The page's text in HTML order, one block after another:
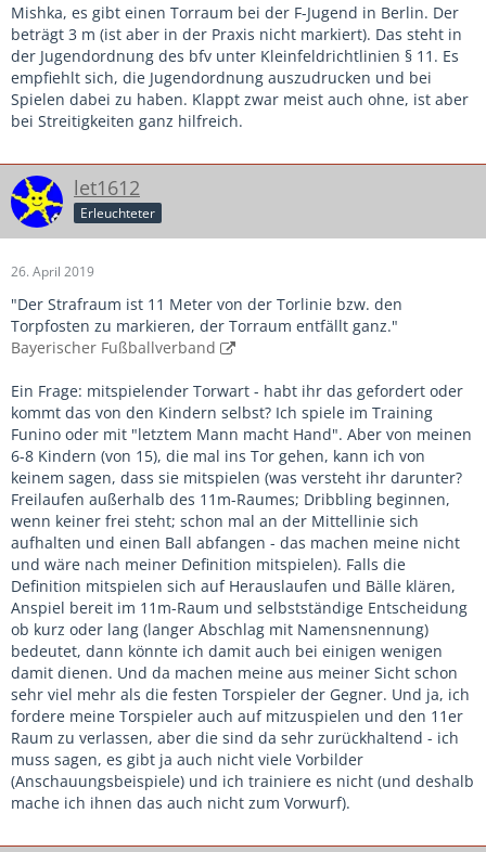
Mishka, es gibt einen Torraum bei der F-Jugend in Berlin. Der
beträgt 3 m (ist aber in der Praxis nicht markiert). Das steht in
der Jugendordnung des bfv unter Kleinfeldrichtlinien § 11. Es
empfiehlt sich, die Jugendordnung auszudrucken und bei
Spielen dabei zu haben. Klappt zwar meist auch ohne, ist aber
bei Streitigkeiten ganz hilfreich.
let1612
Erleuchteter
26. April 2019
"Der Strafraum ist 11 Meter von der Torlinie bzw. den
Torpfosten zu markieren, der Torraum entfällt ganz."
Bayerischer Fußballverband
Ein Frage: mitspielender Torwart - habt ihr das gefordert oder
kommt das von den Kindern selbst? Ich spiele im Training
Funino oder mit "letztem Mann macht Hand". Aber von meinen
6-8 Kindern (von 15), die mal ins Tor gehen, kann ich von
keinem sagen, dass sie mitspielen (was versteht ihr darunter?
Freilaufen außerhalb des 11m-Raumes; Dribbling beginnen,
wenn keiner frei steht; schon mal an der Mittellinie sich
aufhalten und einen Ball abfangen - das machen meine nicht
und wäre nach meiner Definition mitspielen). Falls die
Definition mitspielen sich auf Herauslaufen und Bälle klären,
Anspiel bereit im 11m-Raum und selbstständige Entscheidung
ob kurz oder lang (langer Abschlag mit Namensnennung)
bedeutet, dann könnte ich damit auch bei einigen wenigen
damit dienen. Und da machen meine aus meiner Sicht schon
sehr viel mehr als die festen Torspieler der Gegner. Und ja, ich
fordere meine Torspieler auch auf mitzuspielen und den 11er
Raum zu verlassen, aber die sind da sehr zurückhaltend - ich
muss sagen, es gibt ja auch nicht viele Vorbilder
(Anschauungsbeispiele) und ich trainiere es nicht (und deshalb
mache ich ihnen das auch nicht zum Vorwurf).